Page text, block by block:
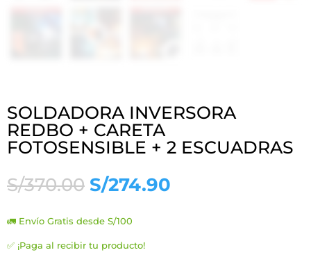
SOLDADORA INVERSORA
REDBO + CARETA
FOTOSENSIBLE + 2 ESCUADRAS
S/370.00 El
precio
original
era:
S/370.00.
S/274.90
🚛 Envío Gratis desde S/100
✅ ¡Paga al recibir tu producto!